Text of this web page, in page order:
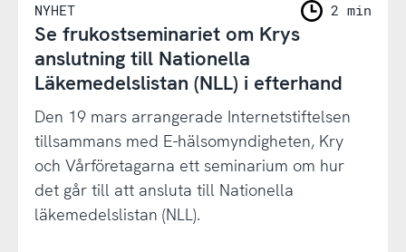
NYHET 2 min
Se frukostseminariet om Krys
anslutning till Nationella
Läkemedelslistan (NLL) i efterhand
Den 19 mars arrangerade Internetstiftelsen
tillsammans med E-hälsomyndigheten, Kry
och Vårföretagarna ett seminarium om hur
det går till att ansluta till Nationella
läkemedelslistan (NLL).